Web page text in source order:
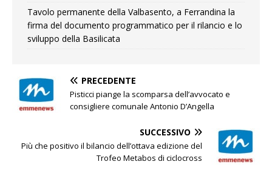
Tavolo permanente della Valbasento, a Ferrandina la
firma del documento programmatico per il rilancio e lo
sviluppo della Basilicata
PRECEDENTE
Pisticci piange la scomparsa dell’avvocato e
consigliere comunale Antonio D’Angella
SUCCESSIVO
Più che positivo il bilancio dell’ottava edizione del
Trofeo Metabos di ciclocross